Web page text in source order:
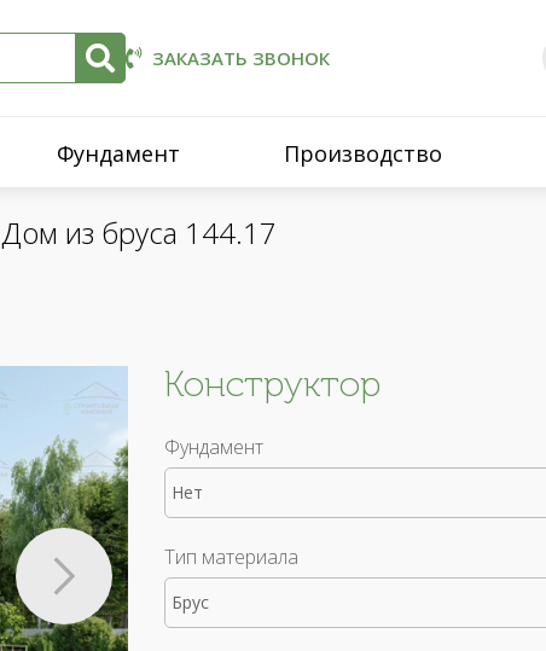
ЗАКАЗАТЬ ЗВОНОК
Фундамент Производство
Дом из бруса 144.17
Конструктор
Фундамент
Нет
Тип материала
Брус